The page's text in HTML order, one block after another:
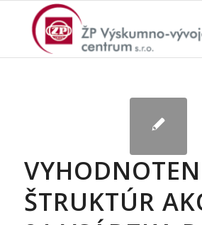
ŠTRUKTÚR